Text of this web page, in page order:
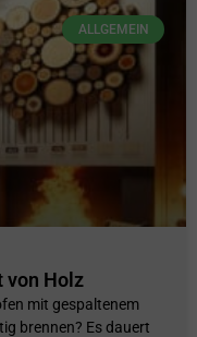
ALLGEMEIN
von Holz
mit gespaltenem
brennen? Es dauert